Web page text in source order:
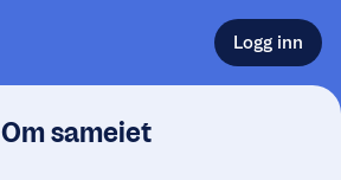
Logg inn
Om sameiet